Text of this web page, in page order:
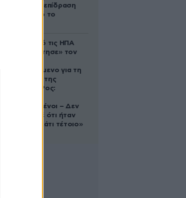
ευεργετική επίδραση
του Δία από το
Ζευγάρι από τις ΗΠΑ
που «υιοθέτησε» τον
κατηγορούμενο για τη
δολοφονία της
Ελίζαμπεθ Ρος:
συντετριμμένοι – Δεν
έδειξε ποτέ ότι ήταν
ικανός για κάτι τέτοιο»